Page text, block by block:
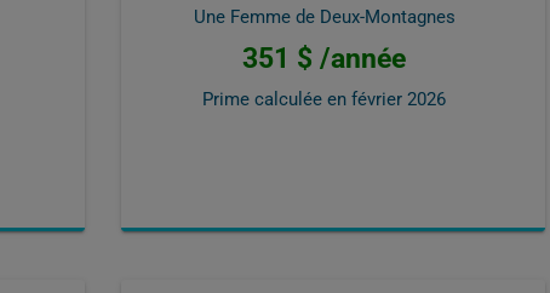
Une Femme de Deux-Montagnes
351 $ /année
Prime calculée en février 2026